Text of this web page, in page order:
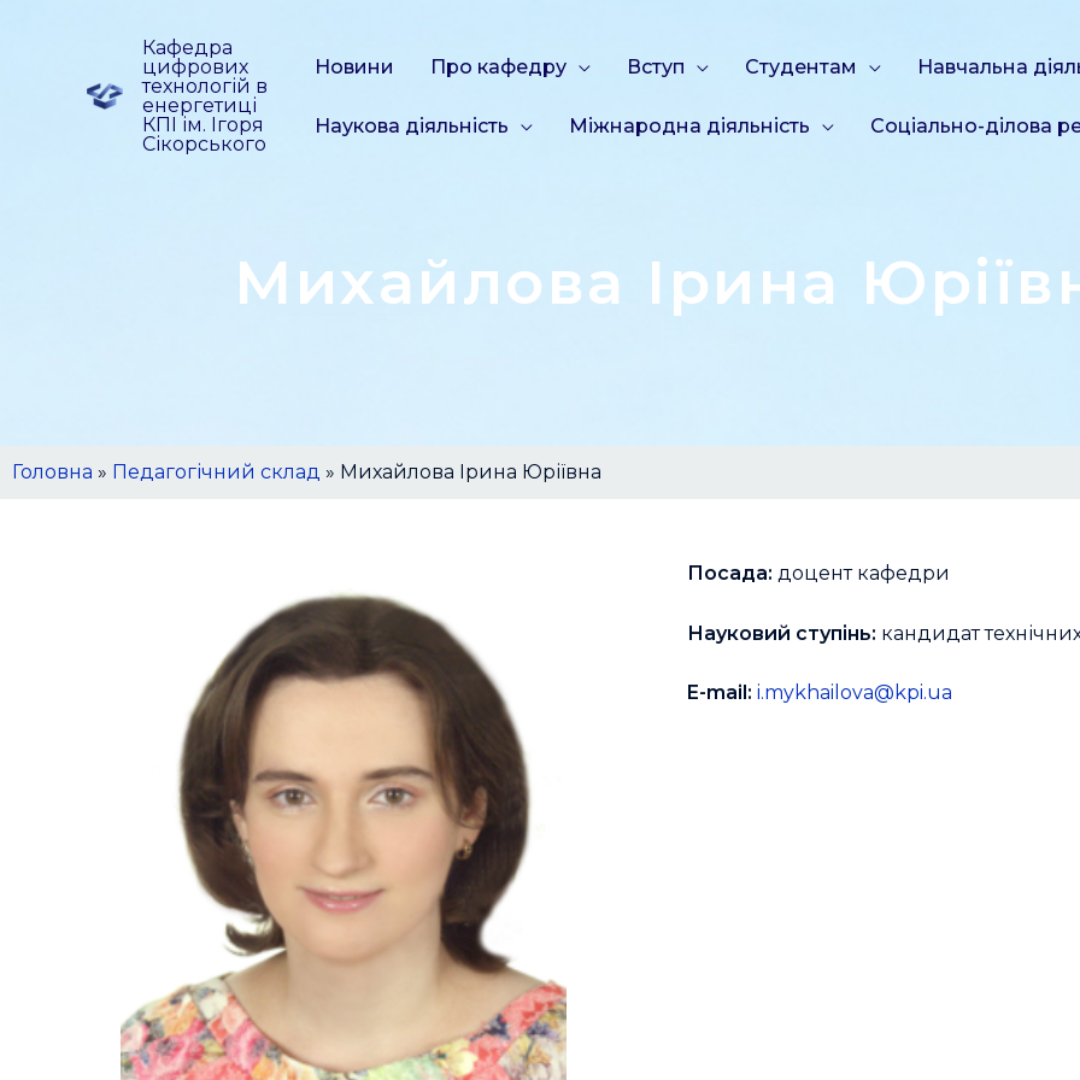
Кафедра
цифрових
технологій в
енергетиці
КПІ ім. Ігоря
Сікорського
Новини Про кафедру Вступ Студентам Навчальна
Наукова діяльність Міжнародна діяльність Соціально-ділова
Михайлова Ірина
Головна » Педагогічний склад » Михайлова Ірина Юріївна
Посада: доцент кафедри
Науковий ступінь: кандидат
E-mail: i.mykhailova@kpi.ua